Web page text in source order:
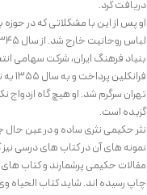
دریافت کرد.
او پس از این با مشکلاتی که در
بنیاد فرهنگ ایران، شرکت سهامی
تهران سرگرم شد. او هیچ گاه ازدواج
گزیده است.
نثر حکیمی نثری ساده و در عین حال
نمونه های آن در کتاب های درسی
مقالات حکیمی پرشمارند و کتاب
چاپ رسیده اند. شاید کتاب الحیاه